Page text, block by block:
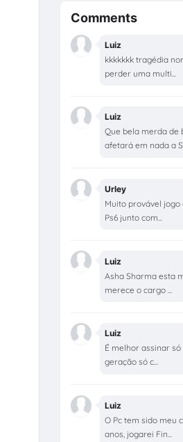
Comments
Luiz
kkkkkkk tragédia
perder uma multi...
Luiz
Que bela merda de
afetará em nada a
Urley
Muito provável
Ps6 junto com...
Luiz
Asha Sharma esta
merece o cargo ...
Luiz
É melhor assinar
geração só c...
Luiz
O Pc tem sido meu
anos, jogarei Fin...